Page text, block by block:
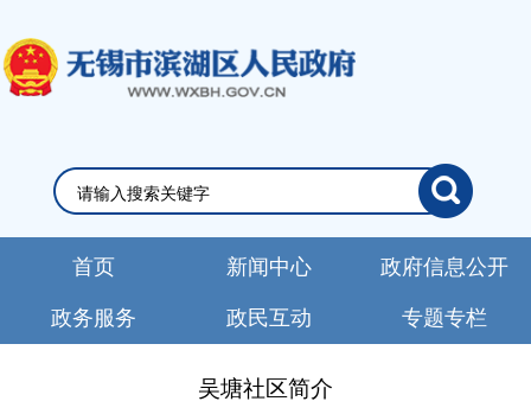
首页 新闻中心 政府信息公开
政务服务 政民互动 专题专栏
吴塘社区简介